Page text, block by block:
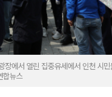
에서 열린 집중유세에서 인천 시
합뉴스